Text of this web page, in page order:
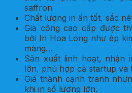
saffron
Chất lượng in ấn tốt, sắc
Gia công cao cấp được
bởi In Hoa Long như ép
màng…
Sản xuất linh hoạt, nhận
lớn, phù hợp cả startup và
Giá thành cạnh tranh
khi in số lượng lớn.